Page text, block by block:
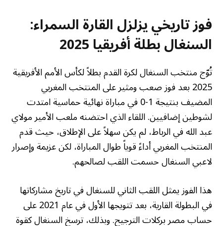
فوز تاريخي يزلزل القارة السمراء:
السنغال بطلة أفريقيا 2025
تُوّج منتخب السنغال لكرة القدم بطلاً لكأس الأمم الأفريقية
2025 بعد فوز صعب ومثير على المنتخب المغربي
المضيف بنتيجة 1-0 في مباراة نهائية حماسية امتدت
لشوطين إضافيين. اللقاء الذي احتضنه ملعب الأمير مولاي
عبد الله في الرباط، لم يكن سهلاً على الإطلاق، حيث قدم
المنتخب المغربي أداءً قوياً طوال المباراة، لكن عزيمة وإصرار
لاعبي السنغال حسمت اللقب لصالحهم.
هذا الفوز يمثل اللقب الثاني للسنغال في تاريخ مشاركاتها
في البطولة القارية، بعد تتويجها الأول في عام 2021 على
حساب مصر بركلات الترجيح. وبذلك، ترسخ السنغال كقوة